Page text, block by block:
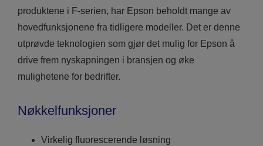
produktene i F-serien, har Epson beholdt mange av
hovedfunksjonene fra tidligere modeller. Det er denne
utprøvde teknologien som gjør det mulig for Epson å
drive frem nyskapningen i bransjen og øke
mulighetene for bedrifter.
Nøkkelfunksjoner
Virkelig fluorescerende løsning